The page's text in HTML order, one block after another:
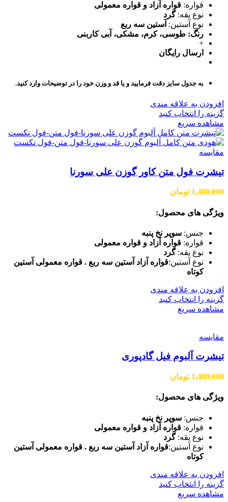
قواره: قواره آزاد و قواره معمولی
نوع یقه: گرد
نوع آستین: آستین سه ربع
رنگ: طوسی، کرم، مشکی، آبی کاربنی
+
ارسال رایگان
به جدول سایز دقت فرمایید و یا قد و وزن خود را در توضیحات وارد کنید.
افزودن به علاقه مندی
گزینه را انتخاب کنید
مشاهده سریع
مقایسه
تیشرت فول متن کاور گوزن علی سورنا
1,480,000 تومان
ویژگی های محصول:
جنس: سوپر نخ پنبه
قواره: قواره آزاد و قواره معمولی
نوع یقه:گرد
نوع آستین:قواره آزاد آستین سه ربع . قواره معمولی آستین
کوتاه
افزودن به علاقه مندی
گزینه را انتخاب کنید
مشاهده سریع
مقایسه
تیشرت آلبوم فیل گادپوری
1,480,000 تومان
ویژگی های محصول:
جنس: سوپر نخ پنبه
قواره: قواره آزاد و قواره معمولی
نوع یقه:گرد
نوع آستین:قواره آزاد آستین سه ربع . قواره معمولی آستین
کوتاه
افزودن به علاقه مندی
گزینه را انتخاب کنید
مشاهده سریع